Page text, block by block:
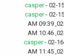
casper- 02-
casper- 02-
casper- 02-